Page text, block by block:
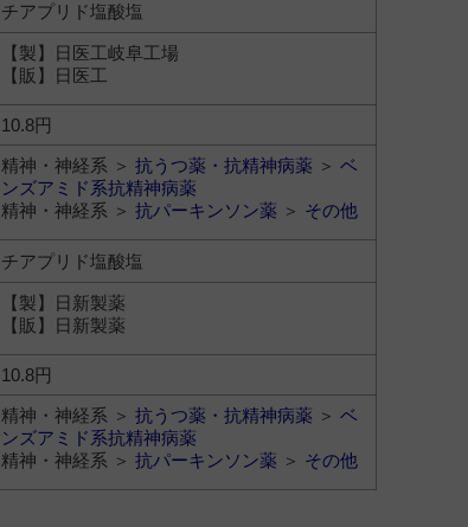
チアプリド塩酸塩
【製】日医工岐阜工場
【販】日医工
10.8円
精神・神経系 ＞ 抗うつ薬・抗精神病薬 ＞ ベ
ンズアミド系抗精神病薬
精神・神経系 ＞ 抗パーキンソン薬 ＞ その他
チアプリド塩酸塩
【製】日新製薬
【販】日新製薬
10.8円
精神・神経系 ＞ 抗うつ薬・抗精神病薬 ＞ ベ
ンズアミド系抗精神病薬
精神・神経系 ＞ 抗パーキンソン薬 ＞ その他